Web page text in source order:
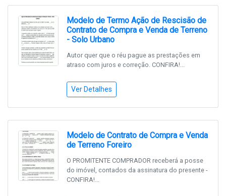
Modelo de Termo Ação de Rescisão de
Contrato de Compra e Venda de Terreno
- Solo Urbano
Autor quer que o réu pague as prestações em
atraso com juros e correção. CONFIRA!...
Ver Detalhes
Modelo de Contrato de Compra e Venda
de Terreno Foreiro
O PROMITENTE COMPRADOR receberá a posse
do imóvel, contados da assinatura do presente -
CONFIRA!...